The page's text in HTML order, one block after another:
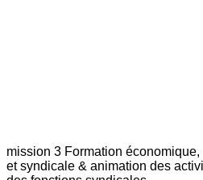
mission 3 Formation
et syndicale & animation des